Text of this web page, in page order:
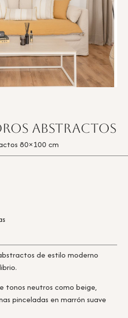
abstractos
80×100 cm
de estilo moderno
tonos neutros como beige,
pinceladas en marrón suave